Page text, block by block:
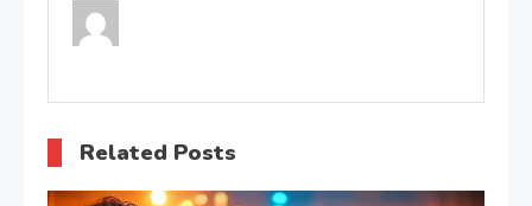
Related Posts